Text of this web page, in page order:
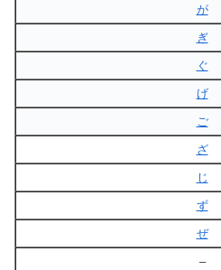
が
ぎ
ぐ
げ
ご
ざ
じ
ず
ぜ
–